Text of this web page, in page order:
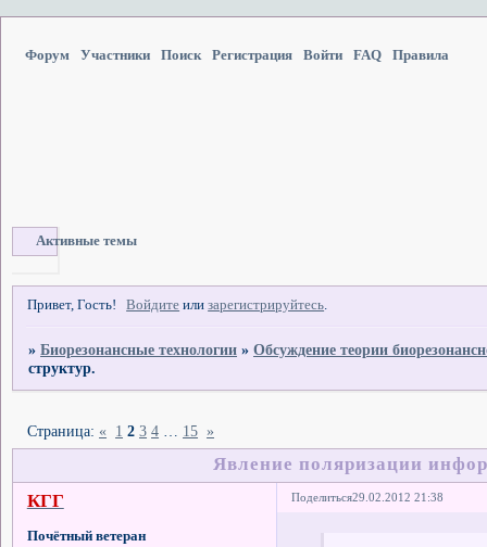
Форум Участники Поиск Регистрация Войти FAQ Правила
Активные темы
Привет, Гость! Войдите илизарегистрируйтесь.
»Биорезонансные технологии »Обсуждение теории
структур.
Явление поляризации
Страница: « 1 2 3 4 … 15 »
Поделиться29.02.2012 21:38
КГГ
Почётный ветеран